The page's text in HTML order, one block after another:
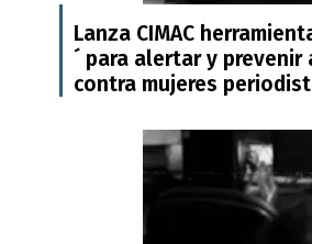
Lanza CIMAC
´ para alertar y prevenir
contra mujeres